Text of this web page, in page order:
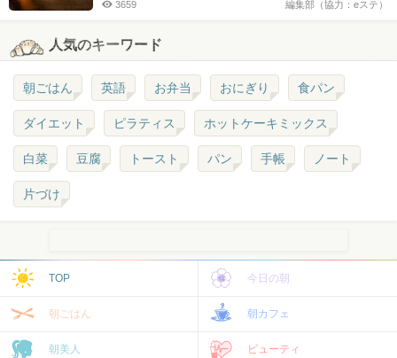
編集部（協力：eステ）
3659
人気のキーワード
朝ごはん 英語 お弁当 おにぎり 食パン
ダイエット ピラティス ホットケーキミックス
白菜 豆腐 トースト パン 手帳 ノート
片づけ
TOP 今日の朝
朝ごはん 朝カフェ
朝美人 ビューティ